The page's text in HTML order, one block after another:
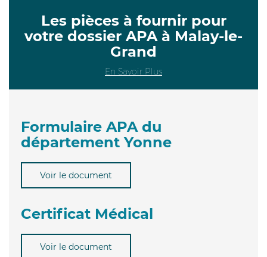
Les pièces à fournir pour
votre dossier APA à Malay-le-
Grand
En Savoir Plus
Formulaire APA du
département Yonne
Voir le document
Certificat Médical
Voir le document